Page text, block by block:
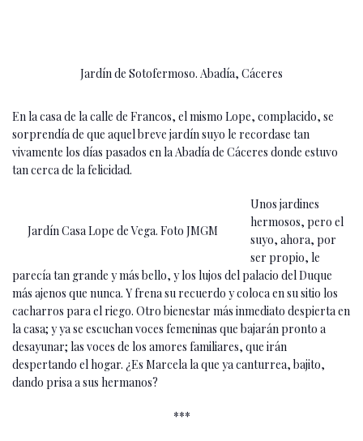
Jardín de Sotofermoso. Abadía, Cáceres
En la casa de la calle de Francos, el mismo Lope, complacido, se
sorprendía de que aquel breve jardín suyo le recordase tan
vivamente los días pasados en la Abadía de Cáceres donde estuvo
tan cerca de la felicidad.
Jardín Casa Lope de Vega. Foto JMGM
Unos jardines
hermosos, pero el
suyo, ahora, por
ser propio, le
parecía tan grande y más bello, y los lujos del palacio del Duque
más ajenos que nunca. Y frena su recuerdo y coloca en su sitio los
cacharros para el riego. Otro bienestar más inmediato despierta en
la casa; y ya se escuchan voces femeninas que bajarán pronto a
desayunar; las voces de los amores familiares, que irán
despertando el hogar. ¿Es Marcela la que ya canturrea, bajito,
dando prisa a sus hermanos?
***